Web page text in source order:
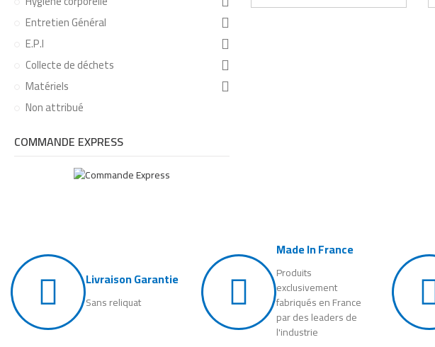
Entretien Général
E.P.I
Collecte de déchets
Matériels
Non attribué
COMMANDE EXPRESS
Livraison Garantie
Sans reliquat
Made In France
Produits
exclusivement
fabriqués en France
par des leaders de
l'industrie